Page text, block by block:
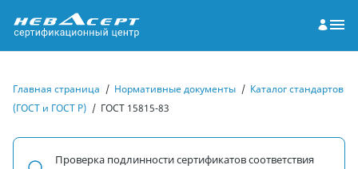
Главная страница / Нормативные документы / Каталог стандартов
(ГОСТ и ГОСТ Р) / ГОСТ 15815-83
Проверка подлинности сертификатов соответствия